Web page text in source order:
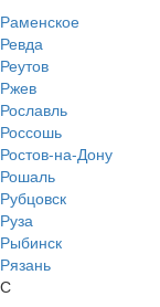
Раменское
Ревда
Реутов
Ржев
Рославль
Россошь
Ростов-на-Дону
Рошаль
Рубцовск
Руза
Рыбинск
Рязань
С